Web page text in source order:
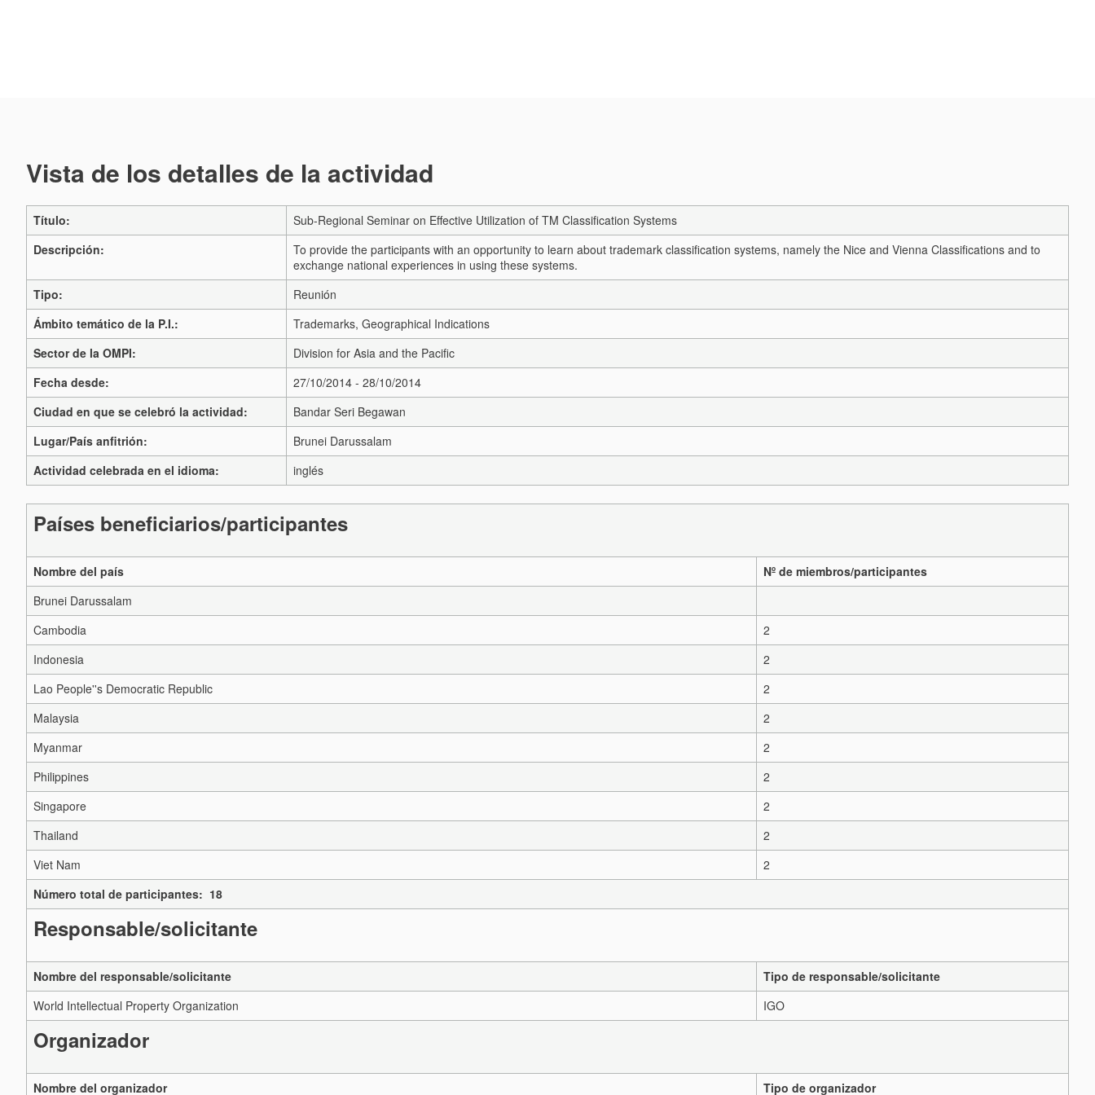
Vista de los detalles de la actividad
Título:
Sub-Regional Seminar on Effective Utilization of TM Classification Systems
Descripción:
To provide the participants with an opportunity to learn about trademark classification systems, namely the Nice and Vienna Classifications and to
exchange national experiences in using these systems.
Tipo:
Reunión
Ámbito temático de la P.I.:
Trademarks, Geographical Indications
Sector de la OMPI:
Division for Asia and the Pacific
Fecha desde:
27/10/2014 - 28/10/2014
Ciudad en que se celebró la actividad:
Bandar Seri Begawan
Lugar/País anfitrión:
Brunei Darussalam
Actividad celebrada en el idioma:
inglés
Países beneficiarios/participantes
Nombre del país
Nº de miembros/participantes
Brunei Darussalam
Cambodia
2
Indonesia
2
Lao People''s Democratic Republic
2
Malaysia
2
Myanmar
2
Philippines
2
Singapore
2
Thailand
2
Viet Nam
2
Número total de participantes: 18
Responsable/solicitante
Nombre del responsable/solicitante
Tipo de responsable/solicitante
World Intellectual Property Organization
IGO
Organizador
Nombre del organizador Tipo de organizador